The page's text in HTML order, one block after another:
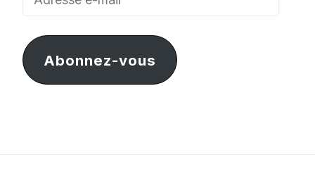
mail
Abonnez-vous